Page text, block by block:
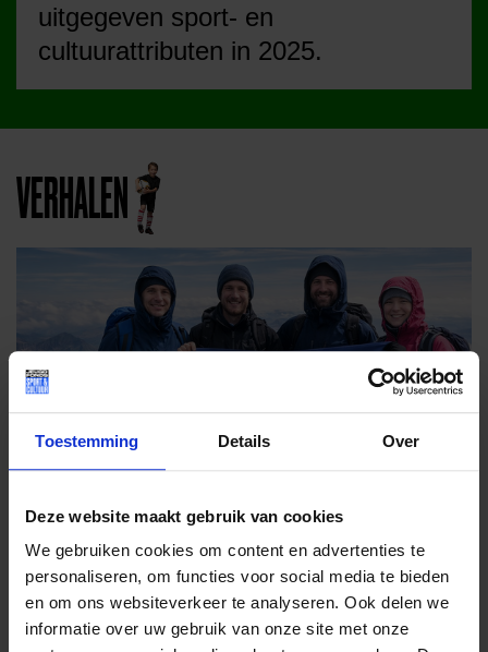
Toestemming Details Over
Deze website maakt gebruik van cookies
We gebruiken cookies om content en advertenties te
personaliseren, om functies voor social media te bieden
en om ons websiteverkeer te analyseren. Ook delen we
informatie over uw gebruik van onze site met onze
uitgegeven sport- en
cultuurattributen in 2025.
VERHALEN
DRIE BERGEN